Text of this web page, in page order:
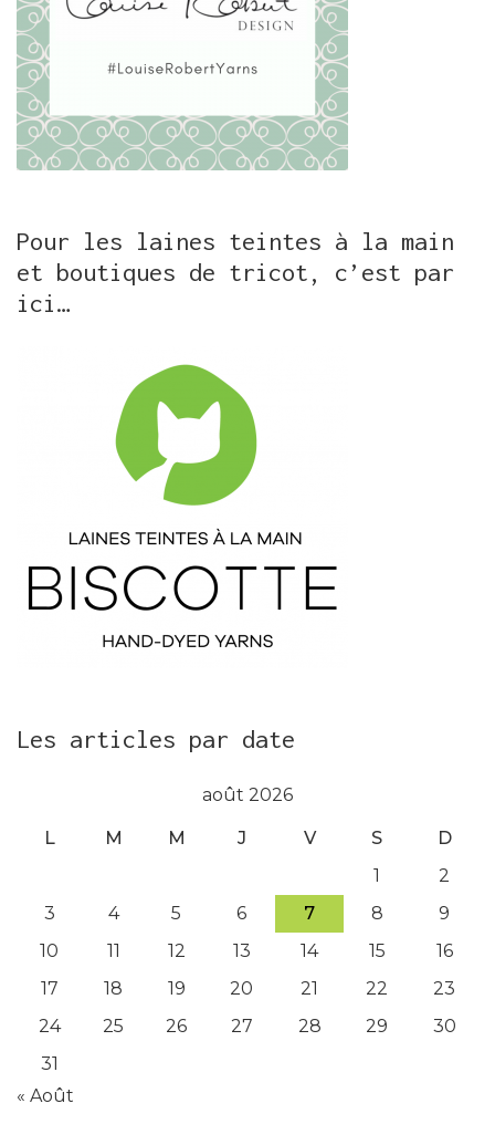
Pour les laines teintes à la main
et boutiques de tricot, c’est par
ici…
Les articles par date
août 2026
L M M J V S
D
1
2
3
4 5 6 7 8
9
10
11 12 13 14 15
16
17
18 19 20 21 22
23
24
25 26 27 28 29
30
31
« Août